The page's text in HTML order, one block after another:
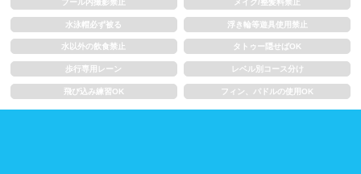
プール内撮影禁止 メイク/整髪料禁止
水泳帽必ず被る 浮き輪等遊具使用禁止
水以外の飲食禁止 タトゥー隠せばOK
歩行専用レーン レベル別コース分け
飛び込み練習OK フィン、パドルの使用OK
浮き輪類 水泳帽、ゴーグル
施設利用
都度利用可能 会員制